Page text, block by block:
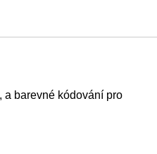
a barevné kódování pro